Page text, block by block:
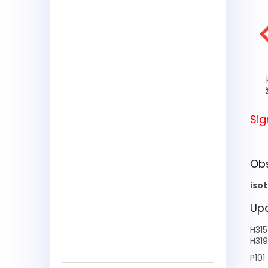
H315
H319
P101